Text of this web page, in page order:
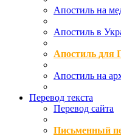
Апостиль на
Апостиль в
Апостиль для
Апостиль на
Перевод текста
Перевод сайта
Письменный